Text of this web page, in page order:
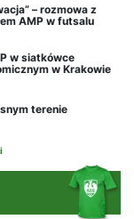
– rozmowa z
AMP w futsalu
w siatkówce
w Krakowie
terenie